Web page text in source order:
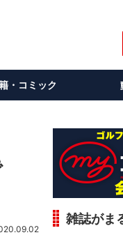
・コミック
雑誌がま